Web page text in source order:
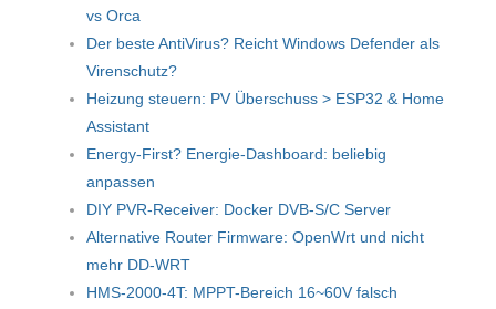
vs Orca
Der beste AntiVirus? Reicht Windows Defender als
Virenschutz?
Heizung steuern: PV Überschuss > ESP32 & Home
Assistant
Energy-First? Energie-Dashboard: beliebig
anpassen
DIY PVR-Receiver: Docker DVB-S/C Server
Alternative Router Firmware: OpenWrt und nicht
mehr DD-WRT
HMS-2000-4T: MPPT-Bereich 16~60V falsch